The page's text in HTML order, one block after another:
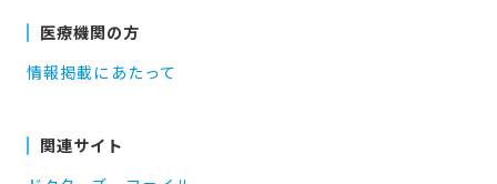
医療機関の方
情報掲載にあたって
関連サイト